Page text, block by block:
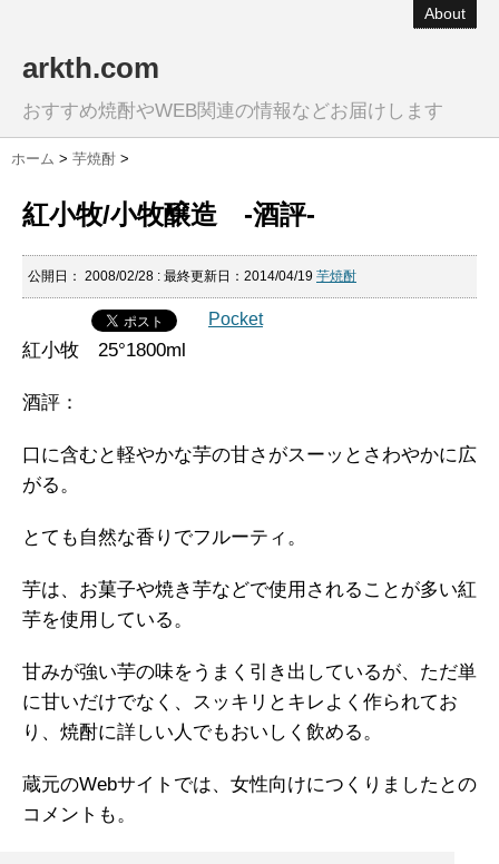
About
arkth.com
おすすめ焼酎やWEB関連の情報などお届けします
ホーム > 芋焼酎 >
紅小牧/小牧醸造 -酒評-
公開日： 2008/02/28 : 最終更新日：2014/04/19 芋焼酎
Pocket
紅小牧 25°1800ml
酒評：
口に含むと軽やかな芋の甘さがスーッとさわやかに広
がる。
とても自然な香りでフルーティ。
芋は、お菓子や焼き芋などで使用されることが多い紅
芋を使用している。
甘みが強い芋の味をうまく引き出しているが、ただ単
に甘いだけでなく、スッキリとキレよく作られてお
り、焼酎に詳しい人でもおいしく飲める。
蔵元のWebサイトでは、女性向けにつくりましたとの
コメントも。